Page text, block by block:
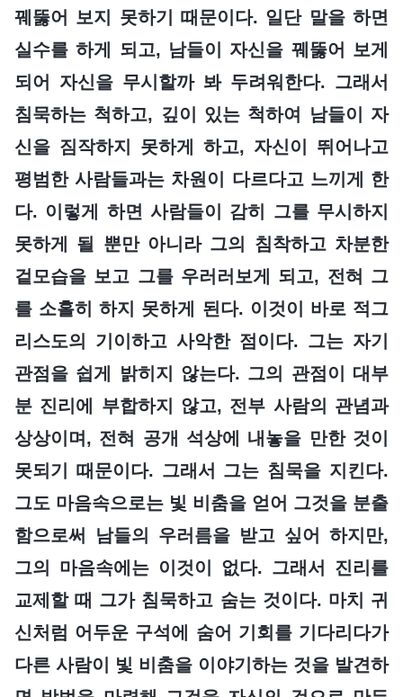
꿰뚫어 보지 못하기 때문이다. 일단 말을 하면
실수를 하게 되고, 남들이 자신을 꿰뚫어 보게
되어 자신을 무시할까 봐 두려워한다. 그래서
침묵하는 척하고, 깊이 있는 척하여 남들이 자
신을 짐작하지 못하게 하고, 자신이 뛰어나고
평범한 사람들과는 차원이 다르다고 느끼게 한
다. 이렇게 하면 사람들이 감히 그를 무시하지
못하게 될 뿐만 아니라 그의 침착하고 차분한
겉모습을 보고 그를 우러러보게 되고, 전혀 그
를 소홀히 하지 못하게 된다. 이것이 바로 적그
리스도의 기이하고 사악한 점이다. 그는 자기
관점을 쉽게 밝히지 않는다. 그의 관점이 대부
분 진리에 부합하지 않고, 전부 사람의 관념과
상상이며, 전혀 공개 석상에 내놓을 만한 것이
못되기 때문이다. 그래서 그는 침묵을 지킨다.
그도 마음속으로는 빛 비춤을 얻어 그것을 분출
함으로써 남들의 우러름을 받고 싶어 하지만,
그의 마음속에는 이것이 없다. 그래서 진리를
교제할 때 그가 침묵하고 숨는 것이다. 마치 귀
신처럼 어두운 구석에 숨어 기회를 기다리다가
다른 사람이 빛 비춤을 이야기하는 것을 발견하